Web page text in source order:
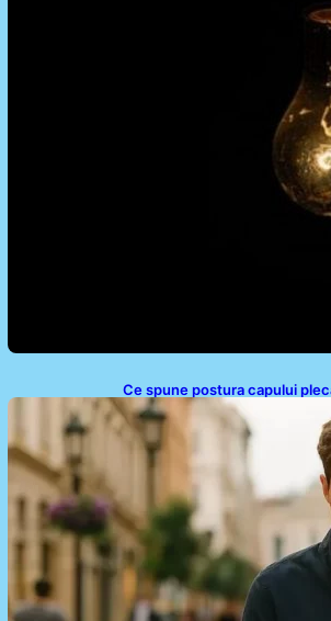
Ce spune postura capului
noastre: analiza unui obicei